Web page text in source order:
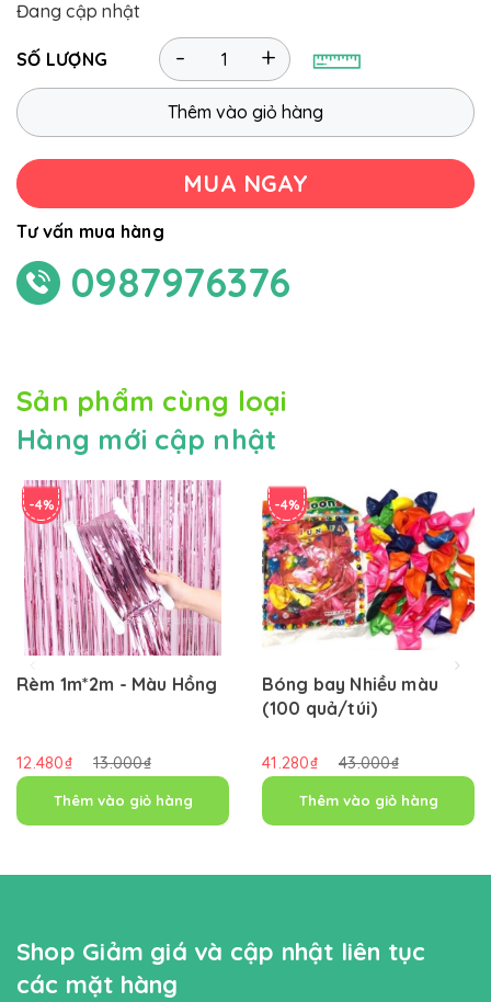
Đang cập nhật
SỐ LƯỢNG +
-
Thêm vào giỏ hàng
MUA NGAY
Tư vấn mua hàng
0987976376
Sản phẩm cùng loại
Hàng mới cập nhật
-4%
Rèm 1m*2m - Màu Hồng
12.480₫ 13.000₫
Thêm vào giỏ hàng
-4%
Bóng bay Nhiều màu
(100 quả/túi)
41.280₫ 43.000₫
Thêm vào giỏ hàng
Shop Giảm giá và cập nhật liên tục
các mặt hàng